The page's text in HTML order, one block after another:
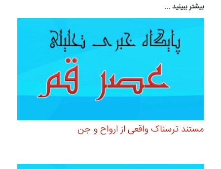
بیشتر ببینید ...
مستند ترسناک واقعی از ارواح و جن